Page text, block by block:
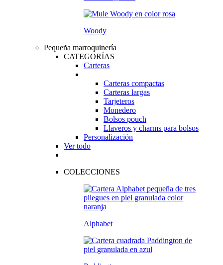
Woody
Pequeña marroquinería
CATEGORÍAS
Carteras
Carteras compactas
Carteras largas
Tarjeteros
Monedero
Bolsos pouch
Llaveros y charms para bolsos
Personalización
Ver todo
COLECCIONES
Alphabet